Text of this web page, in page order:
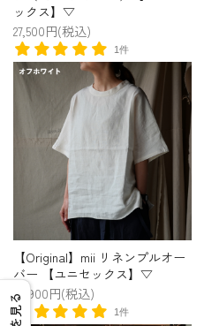
ックス】▽
27,500円(税込)
1件
【Original】mii リネンプルオー
バー 【ユニセックス】▽
20,900円(税込)
1件